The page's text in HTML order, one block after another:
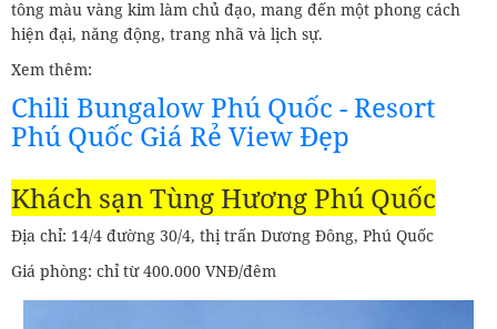
tông màu vàng kim làm chủ đạo, mang đến một phong cách
hiện đại, năng động, trang nhã và lịch sự.
Xem thêm:
Chili Bungalow Phú Quốc - Resort
Phú Quốc Giá Rẻ View Đẹp
Khách sạn Tùng Hương Phú Quốc
Địa chỉ: 14/4 đường 30/4, thị trấn Dương Đông, Phú Quốc
Giá phòng: chỉ từ 400.000 VNĐ/đêm